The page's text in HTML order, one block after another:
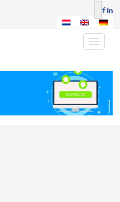
Toggle